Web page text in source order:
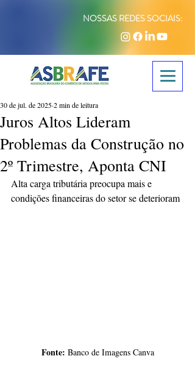
NOSSAS REDES SOCIAIS:
Juros Altos Lideram
Problemas da Construção no
2º Trimestre, Aponta CNI
30 de jul. de 20252 min de leitura
Alta carga tributária preocupa mais e
condições financeiras do setor se deterioram
Fonte: Banco de Imagens Canva